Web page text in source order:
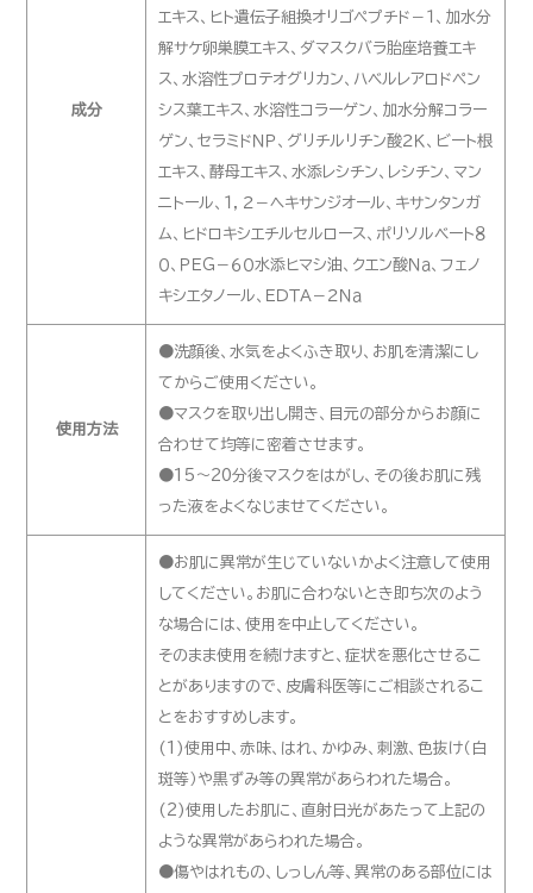
成分
エキス、ヒト遺伝子組換オリゴペプチド－１、加水分
解サケ卵巣膜エキス、ダマスクバラ胎座培養エキ
ス、水溶性プロテオグリカン、ハベルレアロドペン
シス葉エキス、水溶性コラーゲン、加水分解コラー
ゲン、セラミドＮＰ、グリチルリチン酸２Ｋ、ビート根
エキス、酵母エキス、水添レシチン、レシチン、マン
ニトール、１，２－ヘキサンジオール、キサンタンガ
ム、ヒドロキシエチルセルロース、ポリソルベート８
０、ＰＥＧ－６０水添ヒマシ油、クエン酸Ｎａ、フェノ
キシエタノール、ＥＤＴＡ－２Ｎａ
使用方法
●洗顔後、水気をよくふき取り、お肌を清潔にし
てからご使用ください。
●マスクを取り出し開き、目元の部分からお顔に
合わせて均等に密着させます。
●15～20分後マスクをはがし、その後お肌に残
った液をよくなじませてください。
●お肌に異常が生じていないかよく注意して使用
してください。お肌に合わないとき即ち次のよう
な場合には、使用を中止してください。
そのまま使用を続けますと、症状を悪化させるこ
とがありますので、皮膚科医等にご相談されるこ
とをおすすめします。
(1)使用中、赤味、はれ、かゆみ、刺激、色抜け（白
斑等）や黒ずみ等の異常があらわれた場合。
(2)使用したお肌に、直射日光があたって上記の
ような異常があらわれた場合。
●傷やはれもの、しっしん等、異常のある部位には